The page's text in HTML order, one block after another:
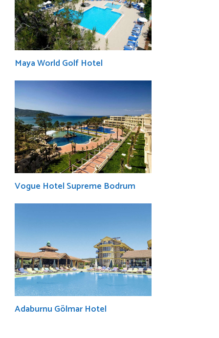
Maya World Golf Hotel
Vogue Hotel Supreme Bodrum
Adaburnu Gölmar Hotel